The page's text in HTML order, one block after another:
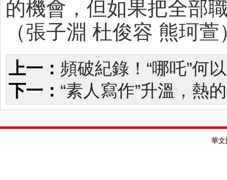
的機會，但如果把全部
（張子淵 杜俊容 熊珂萱
上一： 頻破紀錄！“哪吒”何
下一： “素人寫作”升溫，熱
華